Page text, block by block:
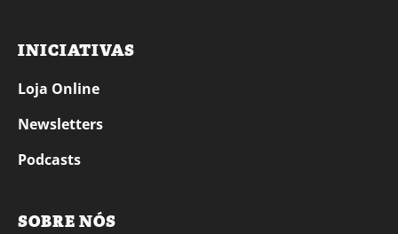
INICIATIVAS
Loja Online
Newsletters
Podcasts
SOBRE NÓS